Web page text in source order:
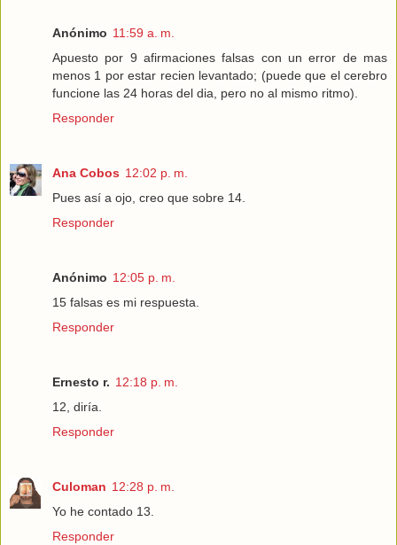
Anónimo 11:59 a. m.
Apuesto por 9 afirmaciones falsas con un error de mas
menos 1 por estar recien levantado; (puede que el cerebro
funcione las 24 horas del dia, pero no al mismo ritmo).
Responder
Ana Cobos 12:02 p. m.
Pues así a ojo, creo que sobre 14.
Responder
Anónimo 12:05 p. m.
15 falsas es mi respuesta.
Responder
Ernesto r. 12:18 p. m.
12, diría.
Responder
Culoman 12:28 p. m.
Yo he contado 13.
Responder